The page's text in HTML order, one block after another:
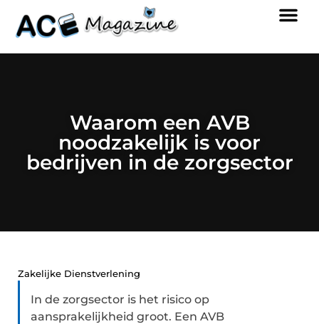
Waarom een AVB
noodzakelijk is voor
bedrijven in de zorgsector
Zakelijke Dienstverlening
In de zorgsector is het risico op
aansprakelijkheid groot. Een AVB